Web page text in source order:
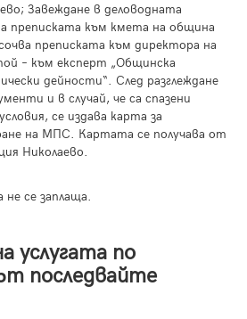
Завеждане в деловодната
преписката към кмета на община
преписката към директора на
– към експерт „Общинска
дейности“. След разглеждане
и в случай, че са спазени
се издава карта за
на МПС. Картата се получава от
Николаево.
не се заплаща.
услугата по
последвайте